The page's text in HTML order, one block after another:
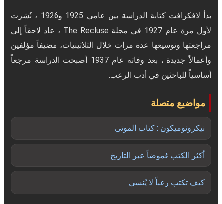
بدأ لافكرافت كتابة الدراسة بين عامي 1925 و1926 ، نُشرت
لأول مرة عام 1927 في مجلة The Recluse ، عاد لاحقاً إلى
مراجعتها وتوسيعها عدة مرات خلال الثلاثينيات، مضيفاً مؤلفين
وأعمالاً جديدة ، بعد وفاته عام 1937 أصبحت الدراسة مرجعاً
أساسياً للباحثين في أدب الرعب.
مواضيع متصلة
نيكرونوميكون : كتاب الموتى
أكثر الكتب غموضاً عبر التاريخ
كيف تكتب رعباً لا يُنسى